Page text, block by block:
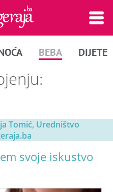
BEBA DIJETE
Tomić, Uredništvo
svoje iskustvo